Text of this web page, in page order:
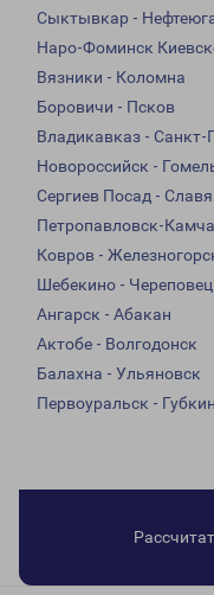
Сыктывкар -
Наро-Фоминск
Вязники - Коломна
Боровичи - Псков
Владикавказ - Санкт-
Новороссийск -
Сергиев Посад -
Петропавловск-
Ковров -
Шебекино - Череповец
Ангарск - Абакан
Актобе - Волгодонск
Балахна - Ульяновск
Первоуральск - Губкин